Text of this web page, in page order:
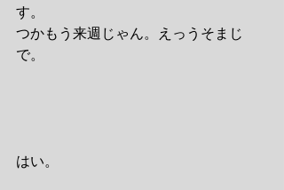
す。
つかもう来週じゃん。えっうそまじ
で。
はい。